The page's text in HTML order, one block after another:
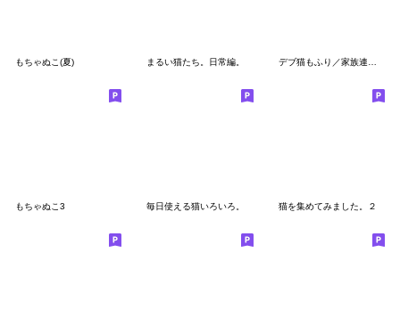
もちゃぬこ(夏) まるい猫たち。日常編。 デブ猫もふり／家族連絡用
もちゃぬこ3 毎日使える猫いろいろ。 猫を集めてみました。２